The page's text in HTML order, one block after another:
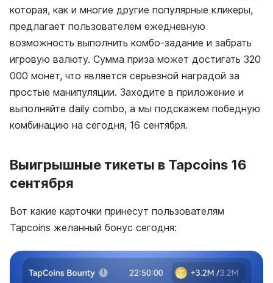
которая, как и многие другие популярные кликеры,
предлагает пользователем ежедневную
возможность выполнить комбо-задание и забрать
игровую валюту. Сумма приза может достигать 320
000 монет, что является серьезной наградой за
простые манипуляции. Заходите в приложение и
выполняйте daily combo, а мы подскажем победную
комбинацию на сегодня, 16 сентября.
Выигрышные тикеты в Tapcoins 16
сентября
Вот какие карточки принесут пользователям
Tapcoins желанный бонус сегодня: